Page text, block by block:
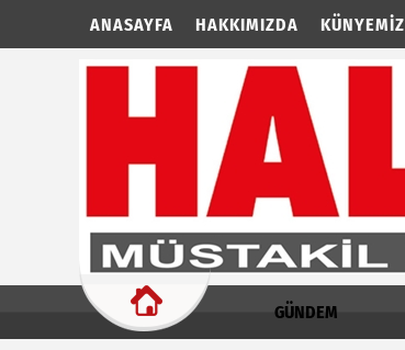
ANASAYFA HAKKIMIZDA KÜNYEMIZ
GÜNDEM